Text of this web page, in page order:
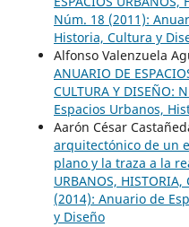
Núm. 18 (2011):
Historia, Cultura y
Alfonso Valenzuela
ANUARIO DE
CULTURA Y DISEÑO:
Espacios Urbanos,
Aarón César
arquitectónico de un
plano y la traza a la
URBANOS, HISTORIA,
(2014): Anuario de
y Diseño